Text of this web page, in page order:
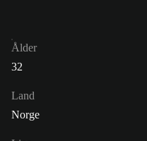
Ålder
32
Land
Norge